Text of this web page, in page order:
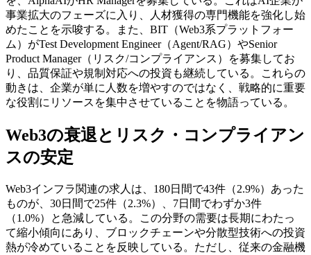
事業拡大のフェーズに入り、人材獲得の専門機能を強化し始
めたことを示唆する。また、BIT（Web3系プラットフォー
ム）がTest Development Engineer（Agent/RAG）やSenior
Product Manager（リスク/コンプライアンス）を募集してお
り、品質保証や規制対応への投資も継続している。これらの
動きは、企業が単に人数を増やすのではなく、戦略的に重要
な役割にリソースを集中させていることを物語っている。
Web3の衰退とリスク・コンプライアン
スの安定
Web3インフラ関連の求人は、180日間で43件（2.9%）あった
ものが、30日間で25件（2.3%）、7日間でわずか3件
（1.0%）と急減している。この分野の需要は長期にわたっ
て縮小傾向にあり、ブロックチェーンや分散型技術への投資
熱が冷めていることを反映している。ただし、従来の金融機